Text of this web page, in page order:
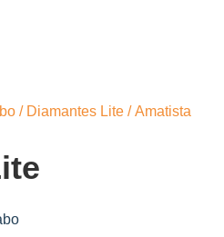
/ Diamantes Lite / Amatista